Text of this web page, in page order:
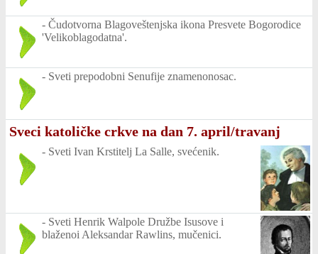
- Čudotvorna Blagoveštenjska ikona Presvete Bogorodice
'Velikoblagodatna'.
- Sveti prepodobni Senufije znamenonosac.
Sveci katoličke crkve na dan 7. april/travanj
- Sveti Ivan Krstitelj La Salle, svećenik.
- Sveti Henrik Walpole Družbe Isusove i
blaženoi Aleksandar Rawlins, mučenici.